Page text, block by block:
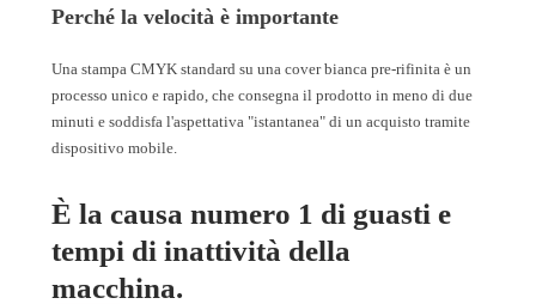
Perché la velocità è importante
Una stampa CMYK standard su una cover bianca pre-rifinita è un
processo unico e rapido, che consegna il prodotto in meno di due
minuti e soddisfa l'aspettativa "istantanea" di un acquisto tramite
dispositivo mobile.
È la causa numero 1 di guasti e
tempi di inattività della
macchina.